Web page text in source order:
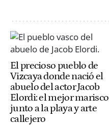
El precioso pueblo de
Vizcaya donde nació el
abuelo del actor Jacob
Elordi: el mejor marisco
junto a la playa y arte
callejero